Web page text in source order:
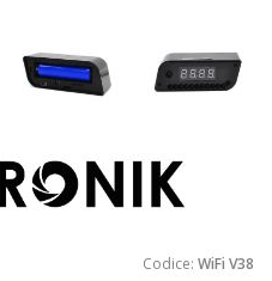
Codice: WiFi V38